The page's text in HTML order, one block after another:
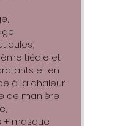
tiédie et
et en
à la chaleur
de manière
masque